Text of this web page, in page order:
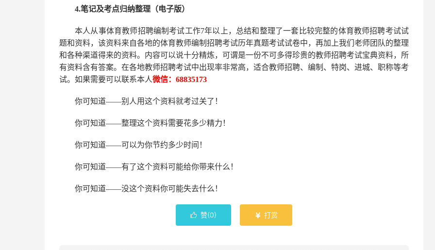
4.笔记及考点归纳整理（电子版）
本人从事体育教师招聘编制考试工作7年以上，总结和整理了一套比较完整的体育教师招聘考试试
题和资料，该资料来自各地的体育教师编制招聘考试历年真题考试试卷中， 再加上我们 老师 团队的整理
和各种渠道得来的资料。内容可以说十分精炼，可谓是一份不可多得珍贵的教师招聘考试宝典资料，所
有资料含有答案。 在各地教师招聘考试中出现率非常高，适合教师招聘、编制、特岗、进城、职称等考
试。如果需要可以联系本人微信： 68835173
你可知道——别人用这个资料就考过关了！
你可知道——整理这个资料需要花多少精力 ！
你可知道——可以为你节约多少时间！
你可知道——有了这个资料可能给你带来什么！
你可知道——没这个资料你可能失去什么 ！
 赞(0)  打赏